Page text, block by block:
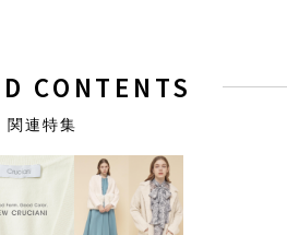
CONTENTS
関連特集